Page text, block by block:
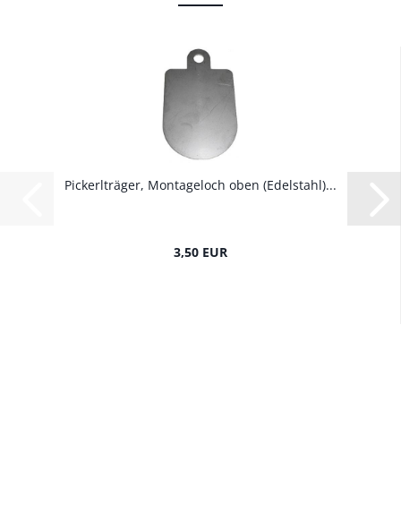
Pickerlträger, Montageloch oben (Edelstahl)...
3,50 EUR